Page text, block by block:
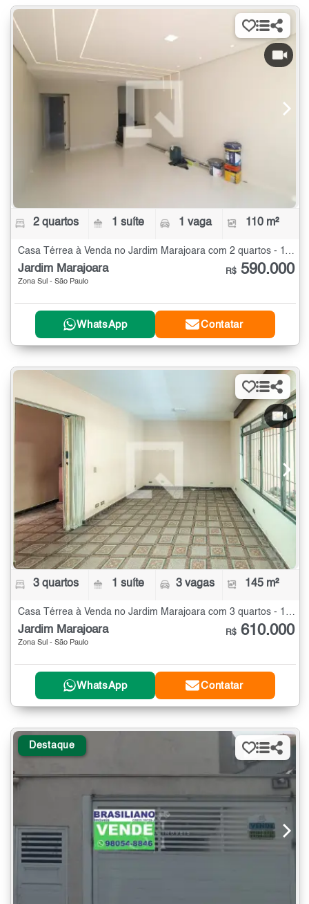
2 quartos 1 suíte 1 vaga 110 m²
Casa Térrea à Venda no Jardim Marajoara com 2 quartos - 110 m²
Jardim Marajoara
Zona Sul - São Paulo
R$ 590.000
WhatsApp Contatar
3 quartos 1 suíte 3 vagas 145 m²
Casa Térrea à Venda no Jardim Marajoara com 3 quartos - 145 m²
Jardim Marajoara
Zona Sul - São Paulo
R$ 610.000
WhatsApp Contatar
Destaque